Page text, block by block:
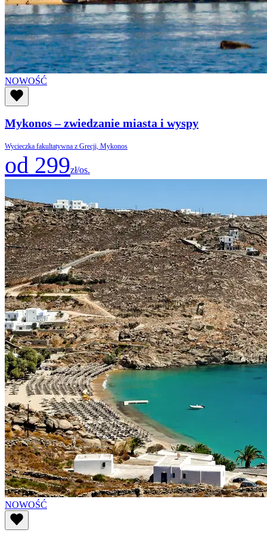
NOWOŚĆ
Mykonos – zwiedzanie miasta i wyspy
Wycieczka fakultatywna z Grecji, Mykonos
od 299zł/os.
NOWOŚĆ